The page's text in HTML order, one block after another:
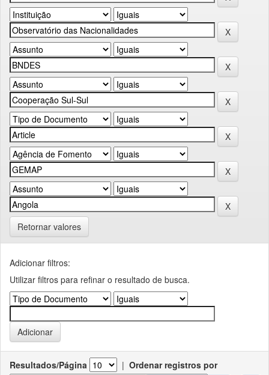
Retornar valores
Adicionar filtros:
Utilizar filtros para refinar o resultado de busca.
Resultados/Página | Ordenar registros por